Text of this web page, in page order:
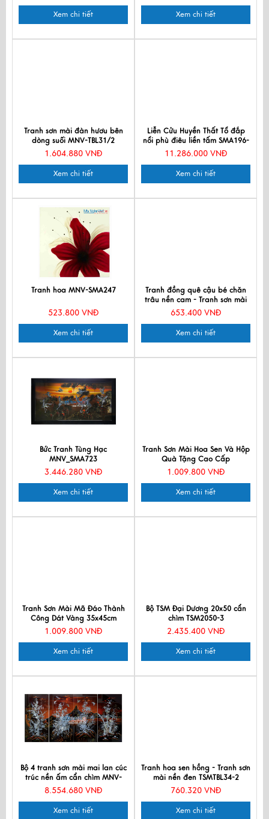
Xem chi tiết Xem chi tiết
Tranh sơn mài đàn hươu bên
dòng suối MNV-TBL31/2
1.604.880 VNĐ
Xem chi tiết
Liễn Cửu Huyền Thất Tổ đắp
nổi phù điêu liền tấm SMA196-
1212.1
11.286.000 VNĐ
Xem chi tiết
Tranh hoa MNV-SMA247
523.800 VNĐ
Xem chi tiết
Tranh đồng quê cậu bé chăn
trâu nền cam - Tranh sơn mài
TSMTBL343-2
653.400 VNĐ
Xem chi tiết
Bức Tranh Tùng Hạc
MNV_SMA723
3.446.280 VNĐ
Xem chi tiết
Tranh Sơn Mài Hoa Sen Và Hộp
Quà Tặng Cao Cấp
TBL34/17K3-14
1.009.800 VNĐ
Xem chi tiết
Tranh Sơn Mài Mã Đáo Thành
Công Dát Vàng 35x45cm
TSM3545-1.8
1.009.800 VNĐ
Xem chi tiết
Bộ TSM Đại Dương 20x50 cẩn
chìm TSM2050-3
2.435.400 VNĐ
Xem chi tiết
Bộ 4 tranh sơn mài mai lan cúc
trúc nền ấm cẩn chìm MNV-
TSM5105C-1
8.554.680 VNĐ
Xem chi tiết
Tranh hoa sen hồng - Tranh sơn
mài nền đen TSMTBL34-2
760.320 VNĐ
Xem chi tiết